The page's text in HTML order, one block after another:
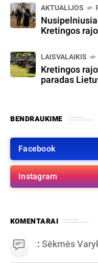
AKTUALIJOS
Kretingos
LAISVALAIKIS
Kretingos
paradas
BENDRAUKIME
Facebook
Instagram
KOMENTARAI
:Sėkmės